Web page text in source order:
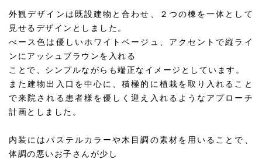
外観デザインは既設建物と合わせ、２つの棟を一体として
見せるデザインとしました。
べース色は優しいホワイトベージュ、アクセントで縦ライ
ンにアッシュブラウンを入れる
ことで、シンプルながらも端正なイメージとしています。
また建物出入口を中心に、積極的に植栽を取り入れること
で来院される患者様を優しく迎え入れるようなアプローチ
計画としました。
内装にはパステルカラーや木目調の素材を用いることで、
体調の悪いお子さんが少し